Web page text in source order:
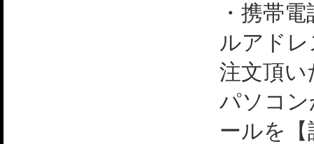
・携帯
ルアド
注文頂い
パソコ
ールを【